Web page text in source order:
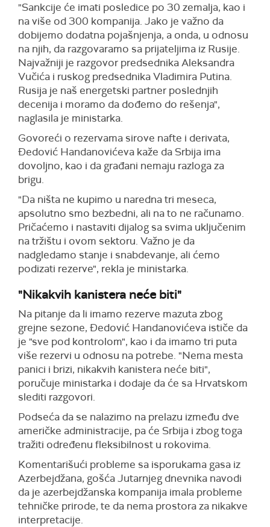
"Sankcije će imati posledice po 30 zemalja, kao i
na više od 300 kompanija. Jako je važno da
dobijemo dodatna pojašnjenja, a onda, u odnosu
na njih, da razgovaramo sa prijateljima iz Rusije.
Najvažniji je razgovor predsednika Aleksandra
Vučića i ruskog predsednika Vladimira Putina.
Rusija je naš energetski partner poslednjih
decenija i moramo da dođemo do rešenja",
naglasila je ministarka.
Govoreći o rezervama sirove nafte i derivata,
Đedović Handanovićeva kaže da Srbija ima
dovoljno, kao i da građani nemaju razloga za
brigu.
"Da ništa ne kupimo u naredna tri meseca,
apsolutno smo bezbedni, ali na to ne računamo.
Pričaćemo i nastaviti dijalog sa svima uključenim
na tržištu i ovom sektoru. Važno je da
nadgledamo stanje i snabdevanje, ali ćemo
podizati rezerve", rekla je ministarka.
"Nikakvih kanistera neće biti"
Na pitanje da li imamo rezerve mazuta zbog
grejne sezone, Đedović Handanovićeva ističe da
je "sve pod kontrolom", kao i da imamo tri puta
više rezervi u odnosu na potrebe. "Nema mesta
panici i brizi, nikakvih kanistera neće biti",
poručuje ministarka i dodaje da će sa Hrvatskom
slediti razgovori.
Podseća da se nalazimo na prelazu između dve
američke administracije, pa će Srbija i zbog toga
tražiti određenu fleksibilnost u rokovima.
Komentarišući probleme sa isporukama gasa iz
Azerbejdžana, gošća Jutarnjeg dnevnika navodi
da je azerbejdžanska kompanija imala probleme
tehničke prirode, te da nema prostora za nikakve
interpretacije.